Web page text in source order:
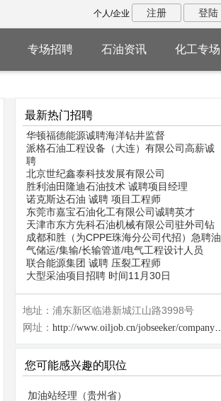
个人/企业 注册 登陆
专场招聘 石油资讯 化工专场
最新热门招聘
华顿福德能源诚聘海洋钻井监督
派格石油工程设备（大连）有限公司高薪诚
聘
北京世纪鑫泰科技发展有限公司
胜利油田隆迪石油技术 诚聘项目经理
诺克斯达石油 诚聘 项目工程师
东莞市嘉宝石油化工有限公司诚聘英才
天津市东方先科石油机械有限公司驻外司钻
成都和胜（为CPPE珠海分公司代招）急聘油
气储运/集输/长输管道/电气工程设计人员
联合能源集团 诚聘 压裂工程师
大型采油项目招聘 时间11月30日
地址：浦东新区临港新城江山路3998号
网址： http://www.oiljob.cn/jobseeker/company/22918.html
您可能感兴趣的职位
加油站经理（贵州省）